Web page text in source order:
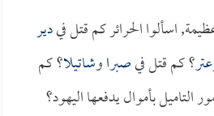
اسألوا الحرائر كم قتل فيدير
؟ كم قتل فيصبراوشاتيلا؟ كم
التاميل بأموال يدفعها اليهود؟